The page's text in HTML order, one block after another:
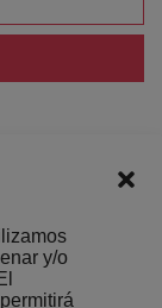
y/o